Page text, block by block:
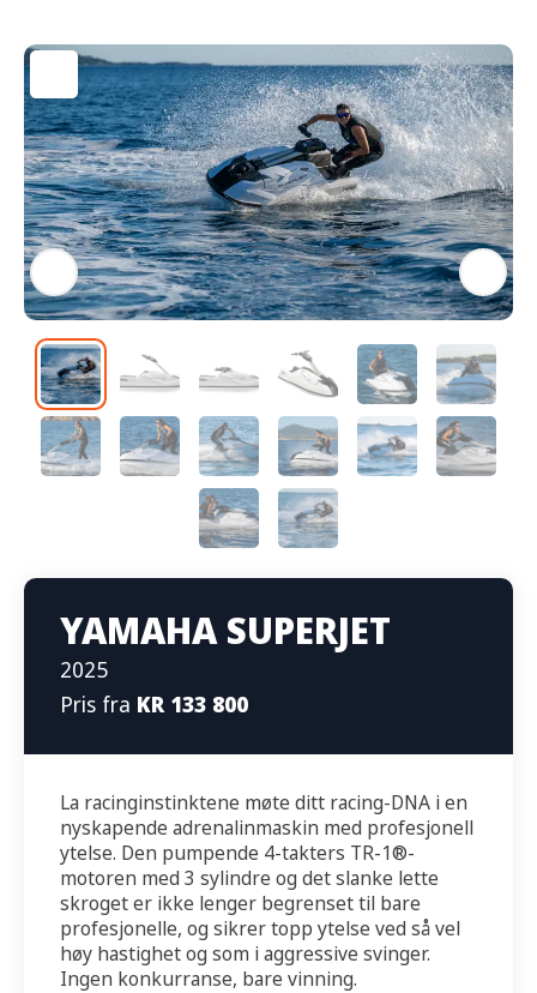
YAMAHA SUPERJET
2025
Pris fra KR 133 800
La racinginstinktene møte ditt racing-DNA i en
nyskapende adrenalinmaskin med profesjonell
ytelse. Den pumpende 4-takters TR-1®-
motoren med 3 sylindre og det slanke lette
skroget er ikke lenger begrenset til bare
profesjonelle, og sikrer topp ytelse ved så vel
høy hastighet og som i aggressive svinger.
Ingen konkurranse, bare vinning.